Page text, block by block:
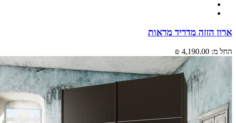
ארון הזזה מדריד מראות
החל מ: 4,190.00 ₪